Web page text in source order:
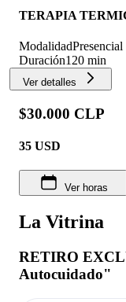
TERAPIA
ModalidadPresencial
Duración120 min
Ver detalles
$30.000 CLP
35 USD
Ver horas
La Vitrina
RETIRO
Autocuidado"